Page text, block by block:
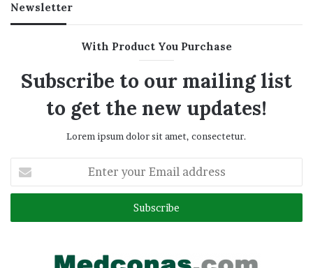
Newsletter
With Product You Purchase
Subscribe to our mailing list
to get the new updates!
Lorem ipsum dolor sit amet, consectetur.
your
Email